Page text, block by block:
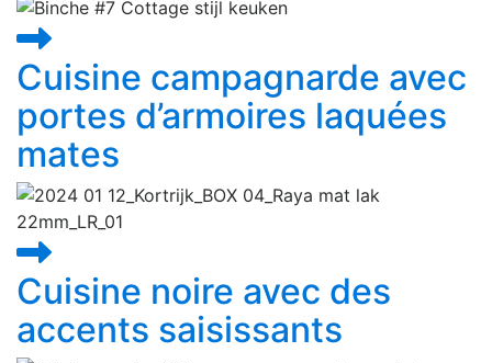
Cuisine campagnarde avec
portes d’armoires laquées
mates
Cuisine noire avec des
accents saisissants